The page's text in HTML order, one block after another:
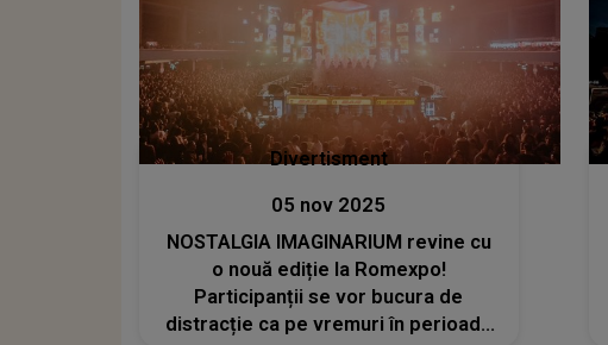
Divertisment
05 nov 2025
NOSTALGIA IMAGINARIUM revine cu
o nouă ediție la Romexpo!
Participanții se vor bucura de
distracție ca pe vremuri în perioada